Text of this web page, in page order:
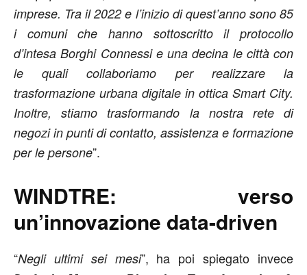
imprese. Tra il 2022 e l’inizio di quest’anno sono 85
i comuni che hanno sottoscritto il protocollo
d’intesa Borghi Connessi e una decina le città con
le quali collaboriamo per realizzare la
trasformazione urbana digitale in ottica Smart City.
Inoltre, stiamo trasformando la nostra rete di
negozi in punti di contatto, assistenza e formazione
per le persone”.
WINDTRE: verso
un’innovazione data-driven
“Negli ultimi sei mesi”, ha poi spiegato invece